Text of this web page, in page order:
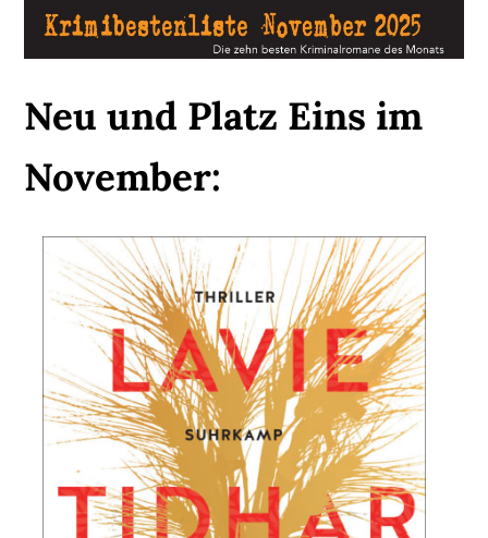
Neu und Platz Eins im
November: